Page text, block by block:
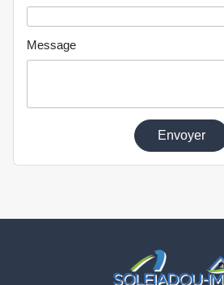
Message
Envoyer